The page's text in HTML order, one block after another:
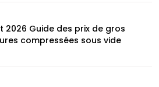
2026 Guide des prix de gros
compressées sous vide